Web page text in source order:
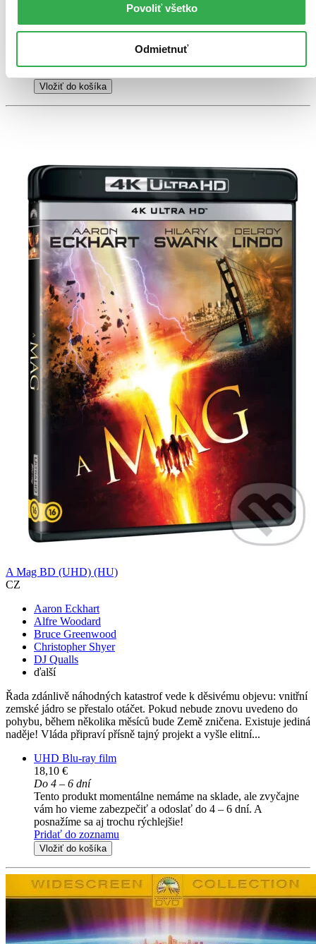
Povoliť všetko
Odmietnuť
Tento produkt momentálne nemáme na sklade, ale zvyčajne
vám ho vieme zabezpečiť a odoslať do 4 – 6 dní. A
Vložiť do košíka
A Mag BD (UHD) (HU)
CZ
Aaron Eckhart
Alfre Woodard
Bruce Greenwood
Christopher Shyer
DJ Qualls
ďalší
Řada zdánlivě náhodných katastrof vede k děsivému objevu: vnitřní
zemské jádro se přestalo otáčet. Pokud nebude znovu uvedeno do
pohybu, během několika měsíců bude Země zničena. Existuje jediná
naděje! Vláda připraví přísně tajný projekt a vyšle elitní...
UHD Blu-ray film
18,10 €
Do 4 – 6 dní
Tento produkt momentálne nemáme na sklade, ale zvyčajne
vám ho vieme zabezpečiť a odoslať do 4 – 6 dní. A
posnažíme sa aj trochu rýchlejšie!
Pridať do zoznamu
Vložiť do košíka